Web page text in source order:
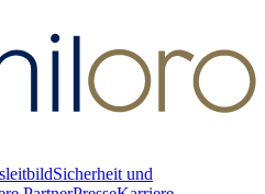
Sicherheit und